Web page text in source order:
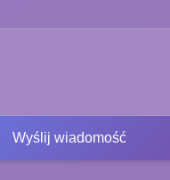
Wyślij wiadomość